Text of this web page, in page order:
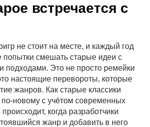
встречается с
не стоит на месте, и каждый год
смешать старые идеи с
подходами. Это не просто ремейки
настоящие перевороты, которые
жанров. Как старые классики
по-новому с учётом современных
когда разработчики
жанр и добавить в него